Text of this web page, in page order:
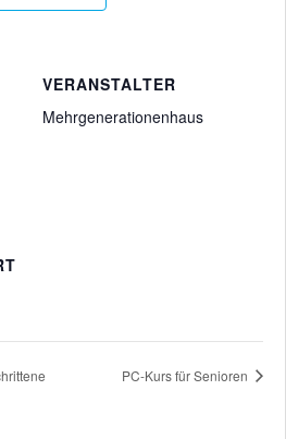
VERANSTALTER
Mehrgenerationenhaus
PC-Kurs für Senioren